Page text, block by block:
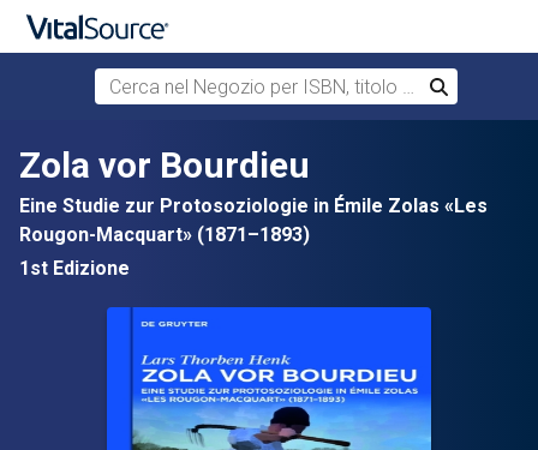
Passa al contenuto principale
Cerca nel Negozio per ISBN, titolo o autore
Cerca
Zola vor Bourdieu
Eine Studie zur Protosoziologie in Émile Zolas «Les
Rougon-Macquart» (1871–1893)
1st Edizione